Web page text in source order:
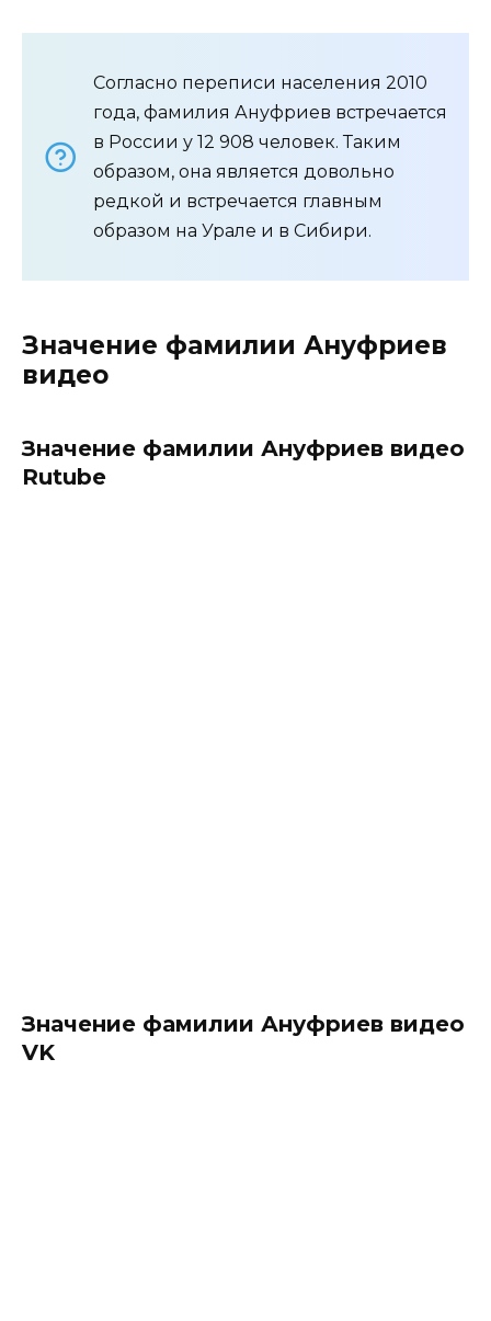
Согласно переписи населения 2010
года, фамилия Ануфриев встречается
в России у 12 908 человек. Таким
образом, она является довольно
редкой и встречается главным
образом на Урале и в Сибири.
Значение фамилии Ануфриев
видео
Значение фамилии Ануфриев видео
Rutube
Значение фамилии Ануфриев видео
VK